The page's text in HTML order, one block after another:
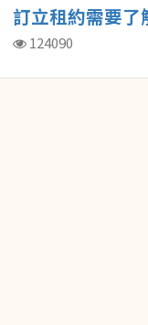
訂立租約需要了
概念
124090